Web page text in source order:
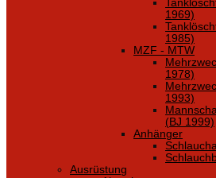
1969)
1985)
MZF - MTW
1978)
1993)
(BJ 1999)
Anhänger
Ausrüstung